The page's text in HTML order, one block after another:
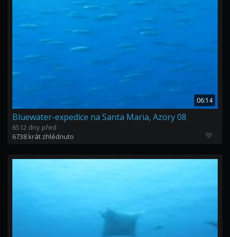
06:14
Bluewater-expedice na Santa Maria, Azory 08
6512 dny před
6738 krát zhlédnuto
-